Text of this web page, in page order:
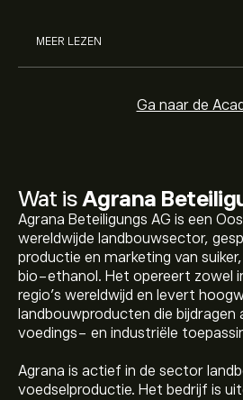
Wat is Agrana
Agrana Beteiligungs AG is een
wereldwijde landbouwsector,
productie en marketing van
bio-ethanol. Het opereert zowel
regio's wereldwijd en levert
landbouwproducten die bijdragen
voedings- en industriële
Agrana is actief in de sector
voedselproductie. Het bedrijf is
MEER LEZEN
Ga naar de